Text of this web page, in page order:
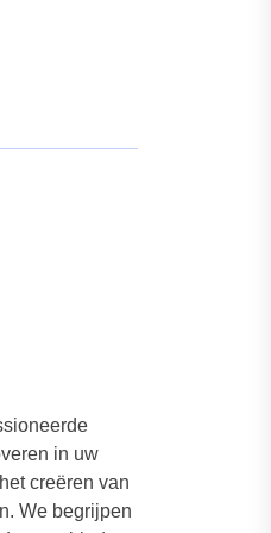
in uw
creëren van
We begrijpen